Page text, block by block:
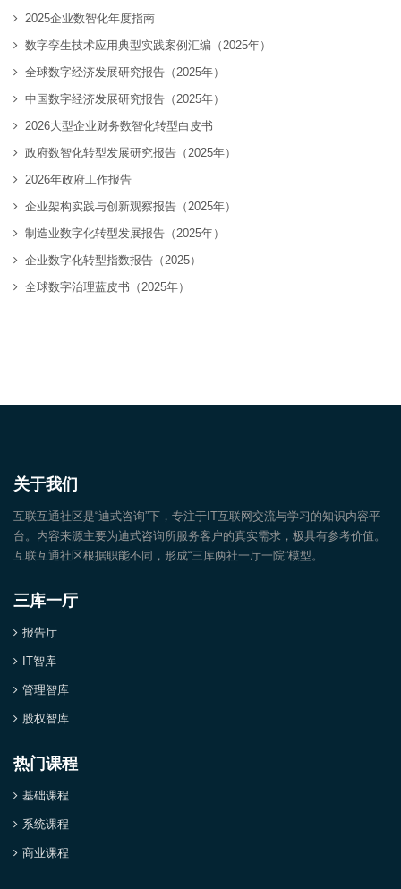
2025企业数智化年度指南
数字孪生技术应用典型实践案例汇编（2025年）
全球数字经济发展研究报告（2025年）
中国数字经济发展研究报告（2025年）
2026大型企业财务数智化转型白皮书
政府数智化转型发展研究报告（2025年）
2026年政府工作报告
企业架构实践与创新观察报告（2025年）
制造业数字化转型发展报告（2025年）
企业数字化转型指数报告（2025）
全球数字治理蓝皮书（2025年）
关于我们
互联互通社区是“迪式咨询”下，专注于IT互联网交流与学习的知识内容平
台。内容来源主要为迪式咨询所服务客户的真实需求，极具有参考价值。
互联互通社区根据职能不同，形成“三库两社一厅一院”模型。
三库一厅
报告厅
IT智库
管理智库
股权智库
热门课程
基础课程
系统课程
商业课程